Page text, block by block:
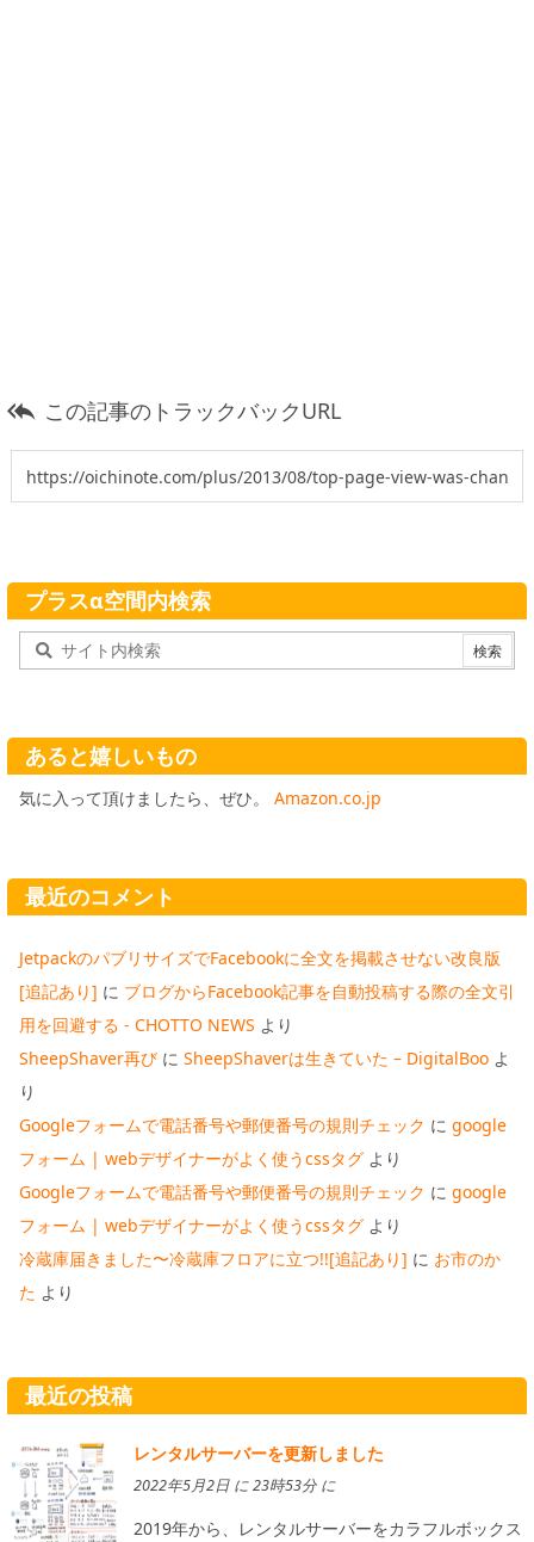
 この記事のトラックバックURL
プラスα空間内検索
あると嬉しいもの
気に入って頂けましたら、ぜひ。 Amazon.co.jp
最近のコメント
JetpackのパブリサイズでFacebookに全文を掲載させない改良版
[追記あり] に ブログからFacebook記事を自動投稿する際の全文引
用を回避する - CHOTTO NEWS より
SheepShaver再び に SheepShaverは生きていた – DigitalBoo よ
り
Googleフォームで電話番号や郵便番号の規則チェック に google
フォーム | webデザイナーがよく使うcssタグ より
Googleフォームで電話番号や郵便番号の規則チェック に google
フォーム | webデザイナーがよく使うcssタグ より
冷蔵庫届きました〜冷蔵庫フロアに立つ!![追記あり] に お市のか
た より
最近の投稿
レンタルサーバーを更新しました
2022年5月2日 に 23時53分 に
2019年から、レンタルサーバーをカラフルボックス